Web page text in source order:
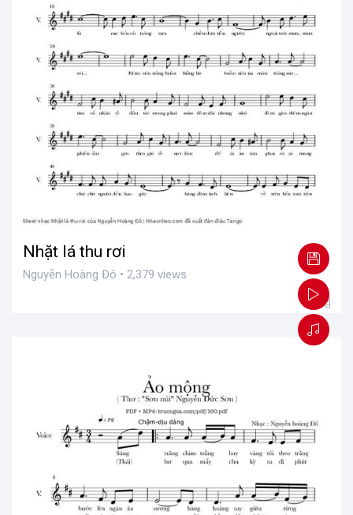
Nhặt lá thu rơi
Nguyễn Hoàng Đô • 2,379 views